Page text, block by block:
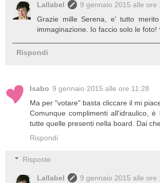
Lallabel
9 gennaio 2015 alle ore
Grazie mille Serena, e' tutto
immaginazione. Io faccio solo le foto!
Rispondi
Isabo 9 gennaio 2015 alle ore 11:28
Ma per "votare" basta cliccare il mi
Comunque complimenti all'idraulico,
tutte quelle presenti nella board. Dai
Rispondi
Risposte
Lallabel 9 gennaio 2015 alle ore